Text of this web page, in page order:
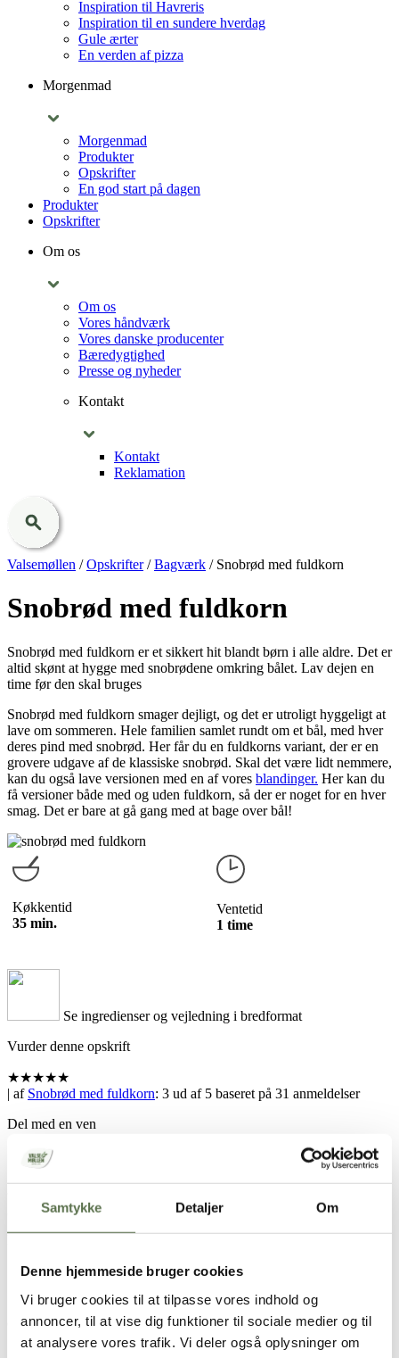
Samtykke Detaljer Om
Denne hjemmeside bruger cookies
Vi bruger cookies til at tilpasse vores indhold og
annoncer, til at vise dig funktioner til sociale medier og til
at analysere vores trafik. Vi deler også oplysninger om
Inspiration til Havreris
Inspiration til en sundere hverdag
Gule ærter
En verden af pizza
Morgenmad
Morgenmad
Produkter
Opskrifter
En god start på dagen
Produkter
Opskrifter
Om os
Om os
Vores håndværk
Vores danske producenter
Bæredygtighed
Presse og nyheder
Kontakt
Kontakt
Reklamation
Valsemøllen /Opskrifter/Bagværk / Snobrød med fuldkorn
Snobrød med fuldkorn
Snobrød med fuldkorn er et sikkert hit blandt børn i alle aldre. Det er
altid skønt at hygge med snobrødene omkring bålet. Lav dejen en
time før den skal bruges
Snobrød med fuldkorn smager dejligt, og det er utroligt hyggeligt at
lave om sommeren. Hele familien samlet rundt om et bål, med hver
deres pind med snobrød. Her får du en fuldkorns variant, der er en
grovere udgave af de klassiske snobrød. Skal det være lidt nemmere,
kan du også lave versionen med en af vores blandinger. Her kan du
få versioner både med og uden fuldkorn, så der er noget for en hver
smag. Det er bare at gå gang med at bage over bål!
Køkkentid
35 min.
Ventetid
1 time
Se ingredienser og vejledning i bredformat
Vurder denne opskrift
★★★★★
| af Snobrød med fuldkorn: 3 ud af 5 baseret på 31 anmeldelser
Del med en ven
Opskrift
ca. 25 stk.